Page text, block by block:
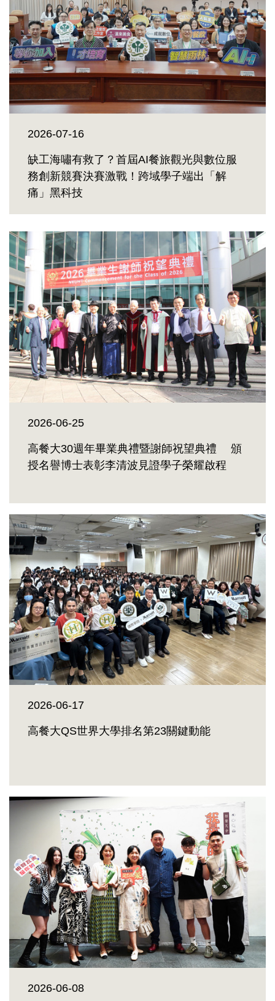
2026-07-16
缺工海嘯有救了？首屆AI餐旅觀光與數位服
務創新競賽決賽激戰！跨域學子端出「解
痛」黑科技
2026-06-25
高餐大30週年畢業典禮暨謝師祝望典禮 頒
授名譽博士表彰李清波見證學子榮耀啟程
2026-06-17
高餐大QS世界大學排名第23關鍵動能
2026-06-08